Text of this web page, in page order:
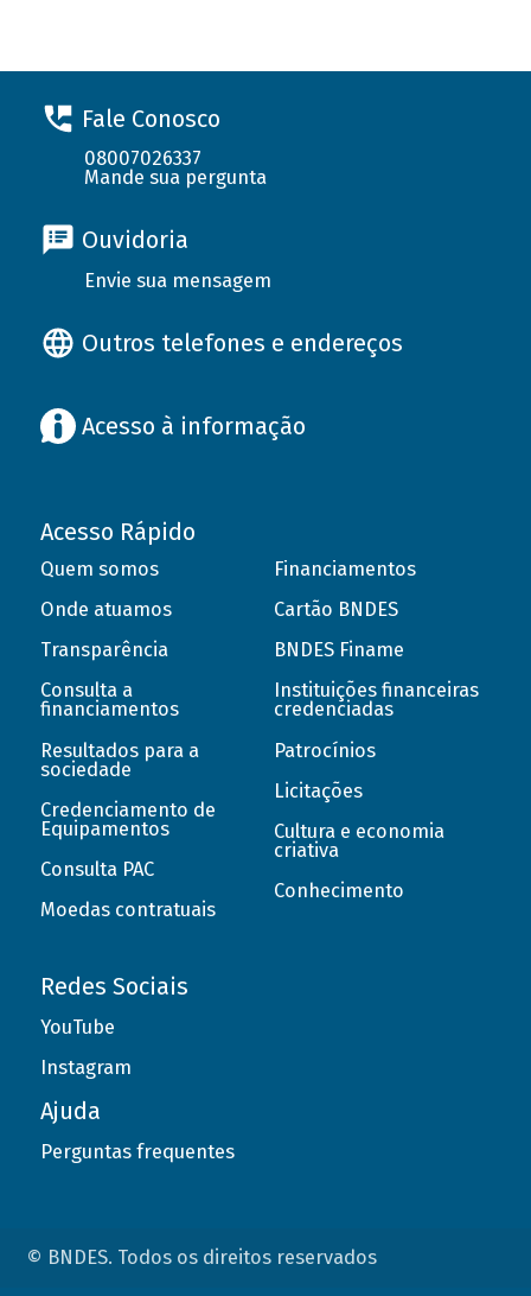
Fale Conosco
08007026337
Mande sua pergunta
Ouvidoria
Envie sua mensagem
Outros telefones e endereços
Acesso à informação
Acesso Rápido
Quem somos
Onde atuamos
Transparência
Consulta a
financiamentos
Resultados para a
sociedade
Credenciamento de
Equipamentos
Consulta PAC
Moedas contratuais
Financiamentos
Cartão BNDES
BNDES Finame
Instituições financeiras
credenciadas
Patrocínios
Licitações
Cultura e economia
criativa
Conhecimento
Redes Sociais
YouTube
Instagram
Ajuda
Perguntas frequentes
© BNDES. Todos os direitos reservados